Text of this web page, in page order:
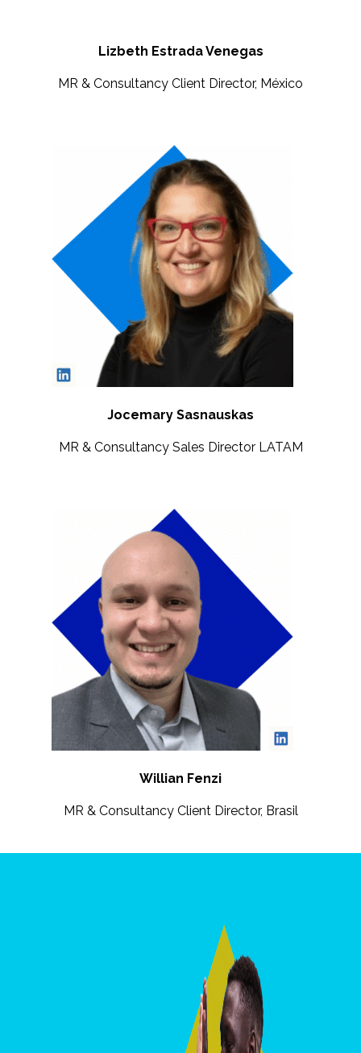
Lizbeth Estrada Venegas
MR & Consultancy Client Director, México
Jocemary Sasnauskas
MR & Consultancy Sales Director LATAM
Willian Fenzi
MR & Consultancy Client Director, Brasil